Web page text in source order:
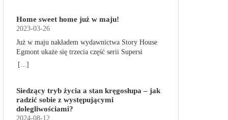
Home sweet home już w maju!
2023-03-26
Już w maju nakładem wydawnictwa Story House
Egmont ukaże się trzecia część serii Supersi
scenarzysty Frederic Maupome. Ten tom nosi tytuł
obdarzone supermocami i wspomagane przez
robota o imieniu Al. Są rozdarte między chęcią
prowadzenia normalnego życia wśród ludzi a
[...]
Siedzący tryb życia a stan kręgosłupa – jak
radzić sobie z występującymi
dolegliwościami?
2024-08-12